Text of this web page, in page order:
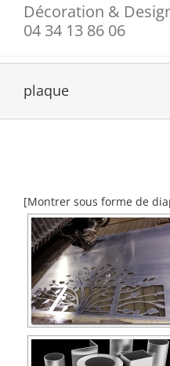
Décoration &
04 34 13 86 06
plaque
[Montrer sous forme de